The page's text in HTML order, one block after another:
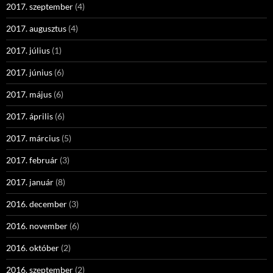
2017. szeptember (4)
2017. augusztus (4)
2017. július (1)
2017. június (6)
2017. május (6)
2017. április (6)
2017. március (5)
2017. február (3)
2017. január (8)
2016. december (3)
2016. november (6)
2016. október (2)
2016. szeptember (2)